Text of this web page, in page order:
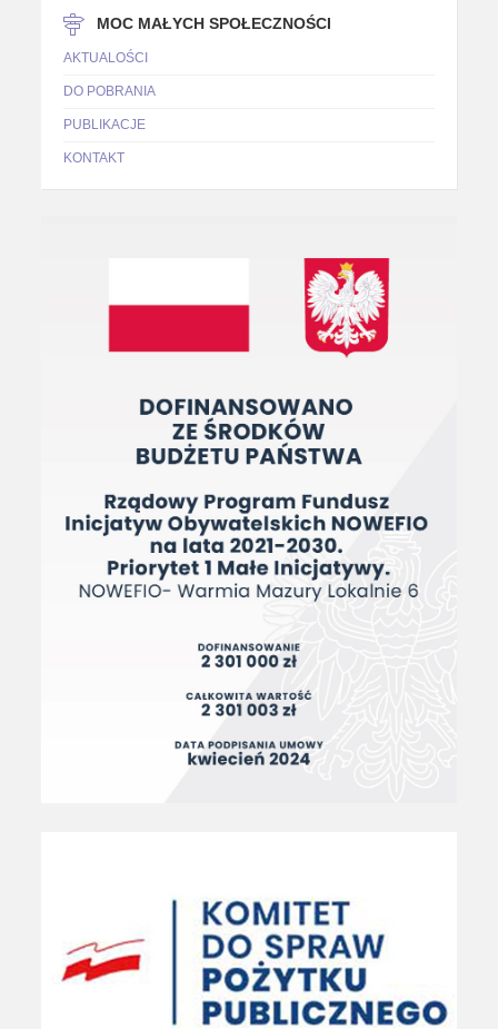
MOC MAŁYCH SPOŁECZNOŚCI
AKTUALOŚCI
DO POBRANIA
PUBLIKACJE
KONTAKT